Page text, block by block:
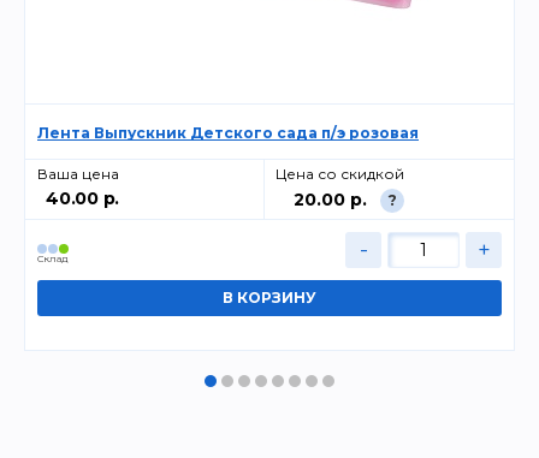
Лента Выпускник Детского сада п/э розовая
Ваша цена
40.00 р.
Цена со скидкой
20.00 р. ?
Cклад - +